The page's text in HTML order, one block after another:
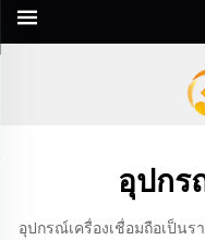
อุปกร
อุปกรณ์เครื่องเชื่อมถือเป็น